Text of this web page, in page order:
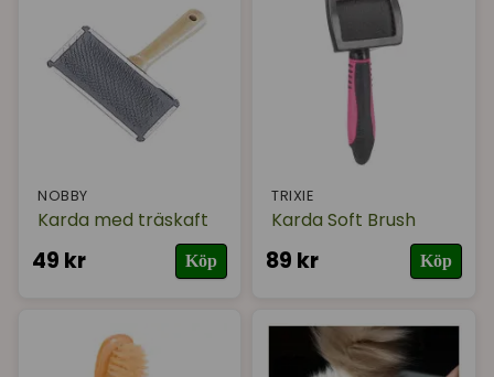
NOBBY
Karda med träskaft
49 kr Köp
TRIXIE
Karda Soft Brush
89 kr Köp